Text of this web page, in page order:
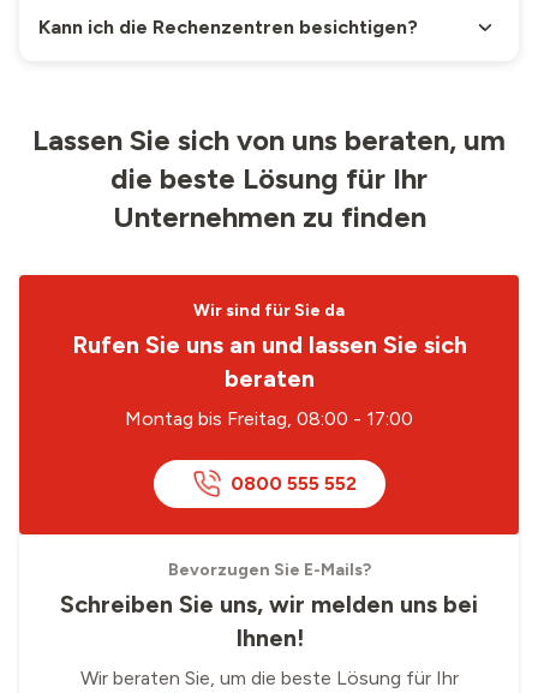
Remote und
24/7: CHF
24/7: CHF
Kann ich die Rechenzentren besichtigen?
Lassen Sie sich von uns beraten, um
die beste Lösung für Ihr
Unternehmen zu finden
Wir sind für Sie da
Rufen Sie uns an und lassen Sie sich
beraten
Montag bis Freitag, 08:00 - 17:00
0800 555 552
Bevorzugen Sie E-Mails?
Schreiben Sie uns, wir melden uns bei
Ihnen!
Wir beraten Sie, um die beste Lösung für Ihr